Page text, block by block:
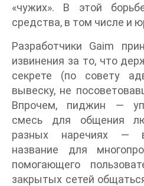
«чужих». В этой
средства, в том числе и
Разработчики Gaim
извинения за то, что
секрете (по совету
вывеску, не
Впрочем, пиджин —
смесь для общения
разных наречиях —
название для
помогающего
закрытых сетей